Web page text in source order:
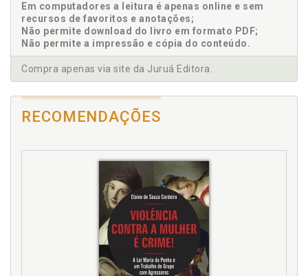
E
Equipe técnica. Pareceres de habilitaçãoe o
posicionamento da equipe técnica das Varas de
Infância e Juventude, p. 183
F
Família estáem crise?, p. 31
homossexuais, p. 271
Família homoparental, p. 57
Família recomposta. Vivências homoparentais de
famílias recompostas, p. 313
Família. Como vai a família no Brasil?, p. 31
Família. Constituição Federal de 1988 como baliza
para o "novo" Direito de Família, p. 48
Família. Familiarizandocom as famílias, p. 342
Em computadores a leitura é apenas online e sem
recursos de favoritos e anotações;
Não permite download do livro em formato PDF;
Não permite a impressão e cópia do conteúdo.
Compra apenas via site da Juruá Editora.
RECOMENDAÇÕES